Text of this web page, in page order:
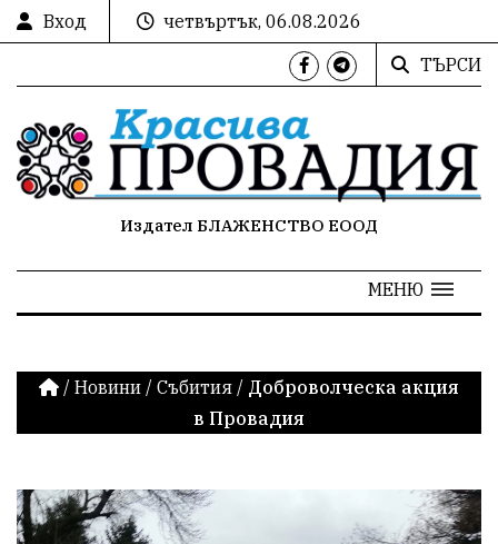
Вход
четвъртък, 06.08.2026
ТЪРСИ
Издател БЛАЖЕНСТВО ЕООД
МЕНЮ
/ Новини / Събития / Доброволческа акция
в Провадия